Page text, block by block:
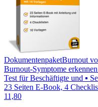
DokumentenpaketBurnout
Burnout-Symptome
Test für Beschäftigte und ▪
23 Seiten E-Book, 4
11,80